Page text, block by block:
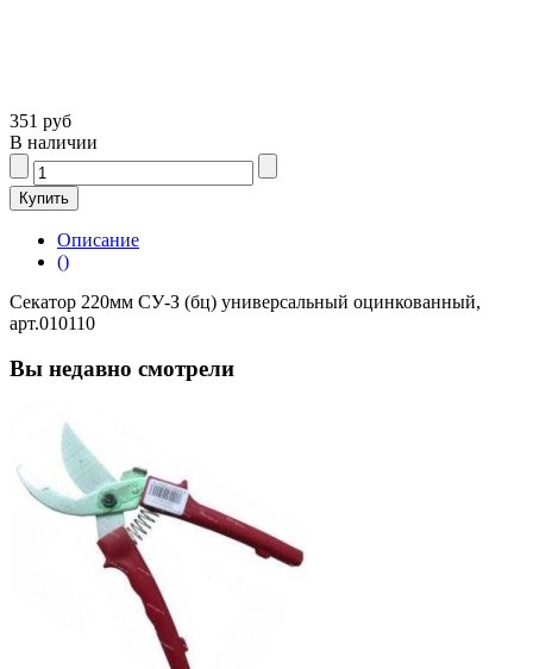
351 руб
В наличии
Описание
()
Секатор 220мм СУ-З (бц) универсальный оцинкованный,
арт.010110
Вы недавно смотрели